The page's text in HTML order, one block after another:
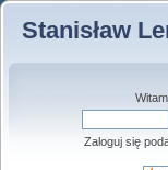
Stanisław
Zaloguj się